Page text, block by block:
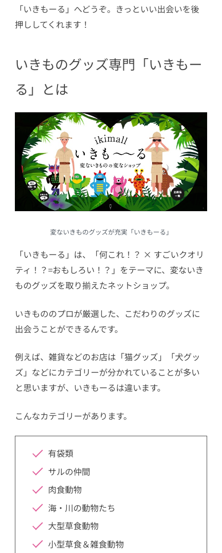
「いきもーる」へどうぞ。きっといい出会いを後
押ししてくれます！
いきものグッズ専門「いきもー
る」とは
変ないきものグッズが充実「いきもーる」
「いきもーる」は、「何これ！？ × すごいクオリ
ティ！？=おもしろい！？」をテーマに、変ないき
ものグッズを取り揃えたネットショップ。
いきもののプロが厳選した、こだわりのグッズに
出会うことができるんです。
例えば、雑貨などのお店は「猫グッズ」「犬グッ
ズ」などにカテゴリーが分かれていることが多い
と思いますが、いきもーるは違います。
こんなカテゴリーがあります。
有袋類
サルの仲間
肉食動物
海・川の動物たち
大型草食動物
小型草食＆雑食動物